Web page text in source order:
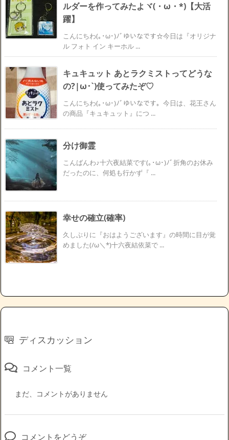
ルダーを作ってみたよヾ(・ω・*)【大活
躍】
こんにちわ(｡･ω･)ﾉﾞゆいなです☆今日は『オリジナ
ル フォト イン キーホル ...
キュキュット あとラクミストってどうな
の?|ω･`)使ってみたぞ♡
こんにちわ(｡･ω･)ﾉﾞゆいなです。今日は、花王さん
の商品『キュキュット』につ ...
分け御霊
こんばんわ♪十六夜結菜です(｡･ω･)ﾉﾞ折角のお休み
だったのに、何処も行かず『 ...
幸せの確立(確率)
久しぶりに『おはようございます』の時間に目が覚
めました(/ω＼*)十六夜結依菜で ...
ディスカッション
コメント一覧
まだ、コメントがありません
コメントをどうぞ